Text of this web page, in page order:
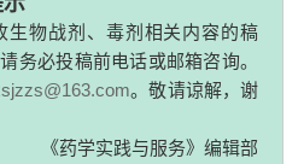
物战剂、毒剂相关内容的稿
务必投稿前电话或邮箱咨询。
。敬请谅解，谢
的研究进展
,朱驹,郑灿辉